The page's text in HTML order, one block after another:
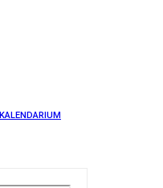
KALENDARIUM